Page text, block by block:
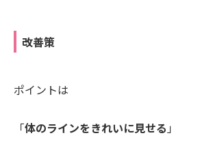
改善策
ポイントは
「体のラインをきれいに見せる 」